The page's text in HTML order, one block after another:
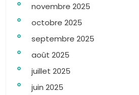
novembre 2025
octobre 2025
septembre 2025
août 2025
juillet 2025
juin 2025